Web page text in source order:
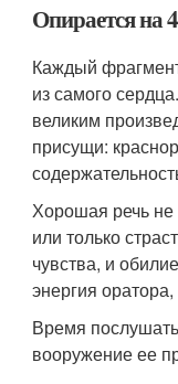
Опирается на
Каждый
из самого
великим
присущи:
Хорошая речь не
или только
чувства, и
энергия
Время
вооружение ее